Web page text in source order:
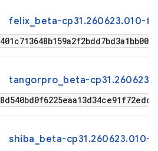
felix_beta-cp31.260623.010-
tangorpro_beta-
shiba_beta-